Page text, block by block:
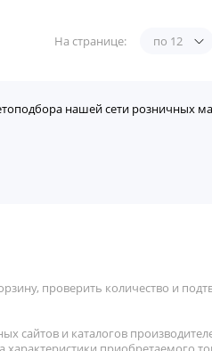
На странице: по 12
нашей сети розничных
проверить количество и
сайтов и каталогов